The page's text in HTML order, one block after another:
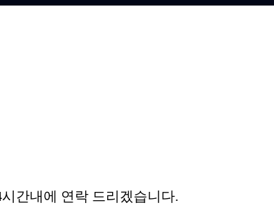
간내에 연락 드리겠습니다.